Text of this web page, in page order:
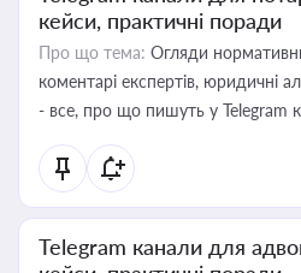
кейси, практичні поради
Про що тема: Огляди
коментарі експертів, юридичні
- все, про що пишуть у Telegram
Telegram канали для